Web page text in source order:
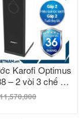
cấp, nhựa
rỉ giúp tăng
vệ sinh
gì?
Karofi Optimus
– 2 vòi 3 chế độ